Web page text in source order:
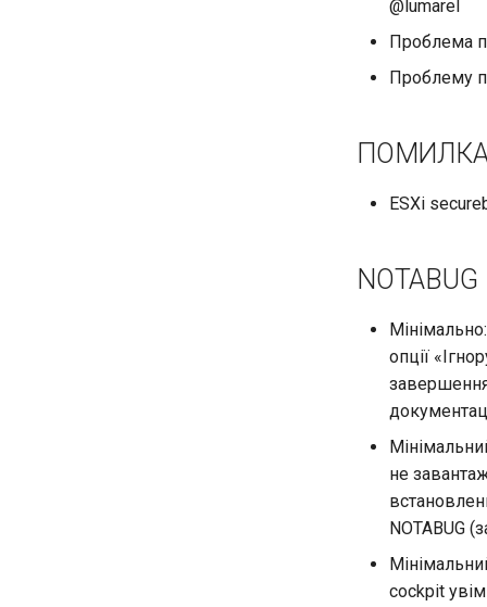
@lumarel
Проблема
Проблему
ESXi
NOTABUG
опції
завершення
не
NOTABUG
cockpit